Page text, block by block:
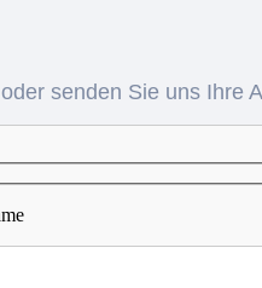
senden Sie uns Ihre